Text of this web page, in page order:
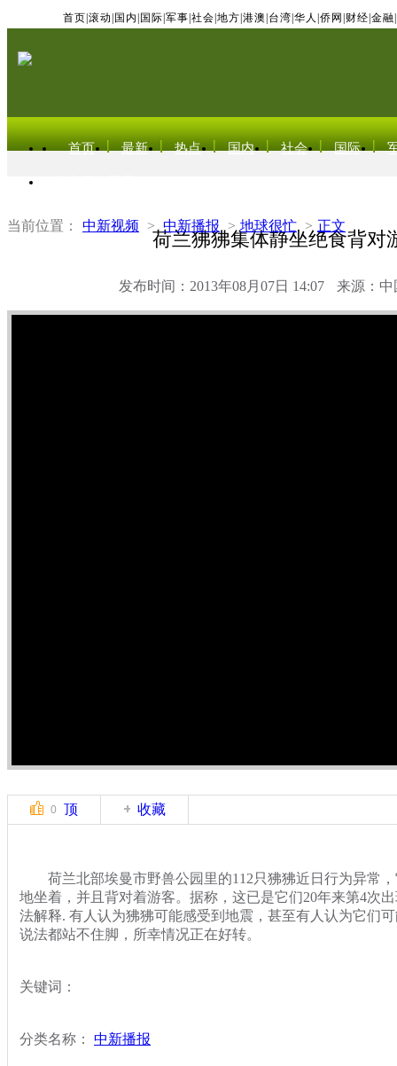
首页 滚动 国内 国际 军事 社会 地方 港澳 台湾 华人 侨网 财经 金融
首页 最新 热点 国内 社会 国际
当前位置： 中新视频 > 中新播报 > 地球很忙 > 正文
荷兰狒狒集体静坐绝食背对
发布时间：2013年08月07日 14:07 来源：中
0 顶 收藏
荷兰北部埃曼市野兽公园里的112只狒狒近日行为异常，
地坐着，并且背对着游客。据称，这已是它们20年来第4次
法解释. 有人认为狒狒可能感受到地震，甚至有人认为它们
说法都站不住脚，所幸情况正在好转。
关键词：
分类名称： 中新播报